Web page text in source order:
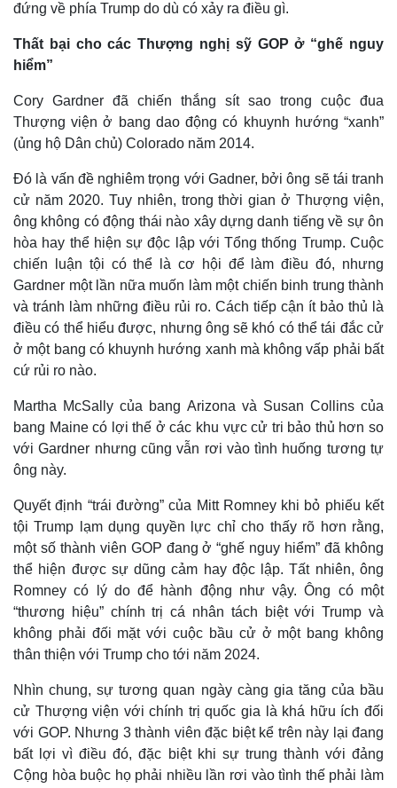
đứng về phía Trump do dù có xảy ra điều gì.
Thất bại cho các Thượng nghị sỹ GOP ở “ghế nguy
hiểm”
Cory Gardner đã chiến thắng sít sao trong cuộc đua
Thượng viện ở bang dao động có khuynh hướng “xanh”
(ủng hộ Dân chủ) Colorado năm 2014.
Đó là vấn đề nghiêm trọng với Gadner, bởi ông sẽ tái tranh
cử năm 2020. Tuy nhiên, trong thời gian ở Thượng viện,
ông không có động thái nào xây dựng danh tiếng về sự ôn
hòa hay thể hiện sự độc lập với Tổng thống Trump. Cuộc
chiến luận tội có thể là cơ hội để làm điều đó, nhưng
Gardner một lần nữa muốn làm một chiến binh trung thành
và tránh làm những điều rủi ro. Cách tiếp cận ít bảo thủ là
điều có thể hiểu được, nhưng ông sẽ khó có thể tái đắc cử
ở một bang có khuynh hướng xanh mà không vấp phải bất
cứ rủi ro nào.
Martha McSally của bang Arizona và Susan Collins của
bang Maine có lợi thế ở các khu vực cử tri bảo thủ hơn so
với Gardner nhưng cũng vẫn rơi vào tình huống tương tự
ông này.
Quyết định “trái đường” của Mitt Romney khi bỏ phiếu kết
tội Trump lạm dụng quyền lực chỉ cho thấy rõ hơn rằng,
một số thành viên GOP đang ở “ghế nguy hiểm” đã không
thể hiện được sự dũng cảm hay độc lập. Tất nhiên, ông
Romney có lý do để hành động như vậy. Ông có một
“thương hiệu” chính trị cá nhân tách biệt với Trump và
không phải đối mặt với cuộc bầu cử ở một bang không
thân thiện với Trump cho tới năm 2024.
Nhìn chung, sự tương quan ngày càng gia tăng của bầu
cử Thượng viện với chính trị quốc gia là khá hữu ích đối
với GOP. Nhưng 3 thành viên đặc biệt kể trên này lại đang
bất lợi vì điều đó, đặc biệt khi sự trung thành với đảng
Cộng hòa buộc họ phải nhiều lần rơi vào tình thế phải làm